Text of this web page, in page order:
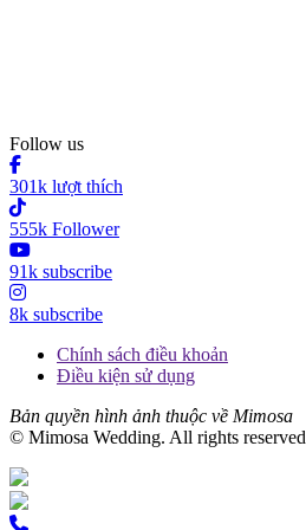
Follow us
301k lượt thích
555k Follower
91k subscribe
8k subscribe
Chính sách điều khoản
Điều kiện sử dụng
Bản quyền hình ảnh thuộc về Mimosa
© Mimosa Wedding. All rights reserved